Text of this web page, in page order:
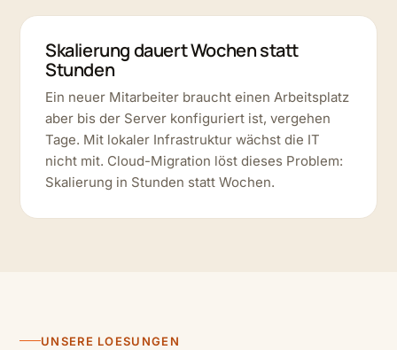
Skalierung dauert Wochen statt
Stunden
Ein neuer Mitarbeiter braucht einen Arbeitsplatz
aber bis der Server konfiguriert ist, vergehen
Tage. Mit lokaler Infrastruktur wächst die IT
nicht mit. Cloud-Migration löst dieses Problem:
Skalierung in Stunden statt Wochen.
UNSERE LOESUNGEN